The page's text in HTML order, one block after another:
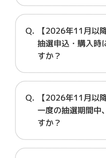
【2026年11月以
抽選申込・購入時
すか？
【2026年11月以
一度の抽選期間中
すか？